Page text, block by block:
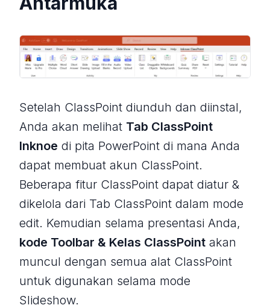
Setelah ClassPoint diunduh dan diinstal,
Anda akan melihat Tab ClassPoint
Inknoe di pita PowerPoint di mana Anda
dapat membuat akun ClassPoint.
Beberapa fitur ClassPoint dapat diatur &
dikelola dari Tab ClassPoint dalam mode
edit. Kemudian selama presentasi Anda,
kode Toolbar & Kelas ClassPoint akan
muncul dengan semua alat ClassPoint
untuk digunakan selama mode
Slideshow.